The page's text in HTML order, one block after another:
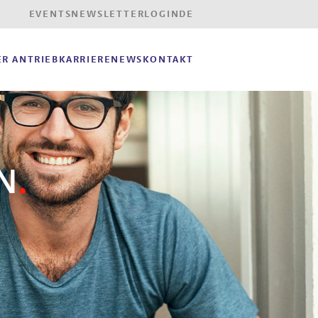
EVENTS NEWSLETTER LOGIN DE
ANTRIEB KARRIERE NEWS KONTAKT